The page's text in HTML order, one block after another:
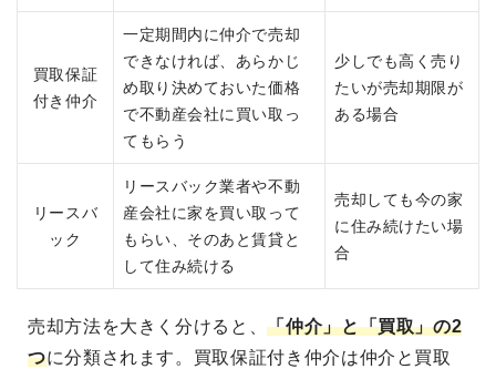
買取保証
付き仲介
一定期間内に仲介で売却
できなければ、あらかじ
め取り決めておいた価格
で不動産会社に買い取っ
てもらう
少しでも高く売り
たいが売却期限が
ある場合
リースバ
ック
リースバック業者や不動
産会社に家を買い取って
もらい、そのあと賃貸と
して住み続ける
売却しても今の家
に住み続けたい場
合
売却方法を大きく分けると、「仲介」と「買取」の2
つに分類されます。買取保証付き仲介は仲介と買取